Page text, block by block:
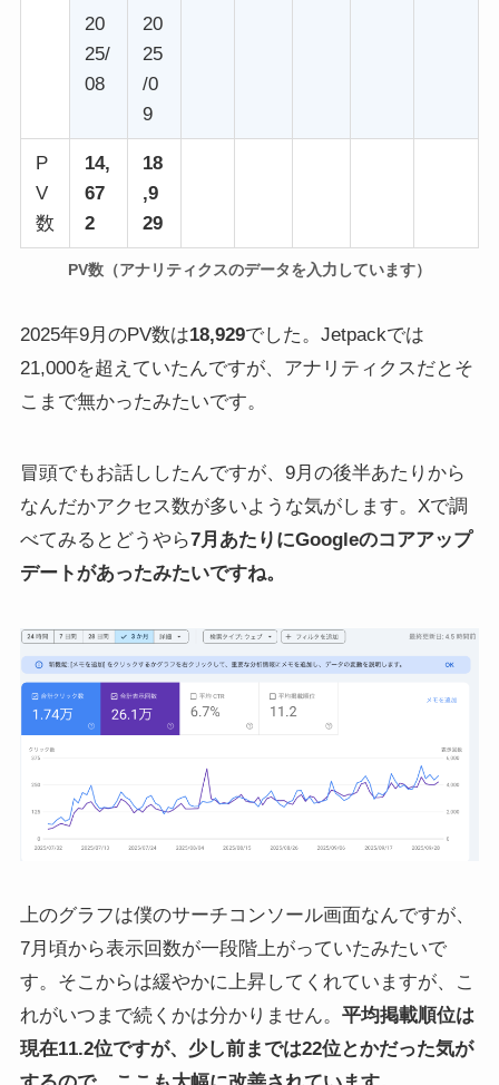
20
25/
08
20
25
/0
9
P
V
数
14,
67
2
18
,9
29
PV数（アナリティクスのデータを入力しています）
2025年9月のPV数は18,929でした。Jetpackでは
21,000を超えていたんですが、アナリティクスだとそ
こまで無かったみたいです。
冒頭でもお話ししたんですが、9月の後半あたりから
なんだかアクセス数が多いような気がします。Xで調
べてみるとどうやら7月あたりにGoogleのコアアップ
デートがあったみたいですね。
上のグラフは僕のサーチコンソール画面なんですが、
7月頃から表示回数が一段階上がっていたみたいで
す。そこからは緩やかに上昇してくれていますが、こ
れがいつまで続くかは分かりません。 平均掲載順位は
現在11.2位ですが、少し前までは22位とかだった気が